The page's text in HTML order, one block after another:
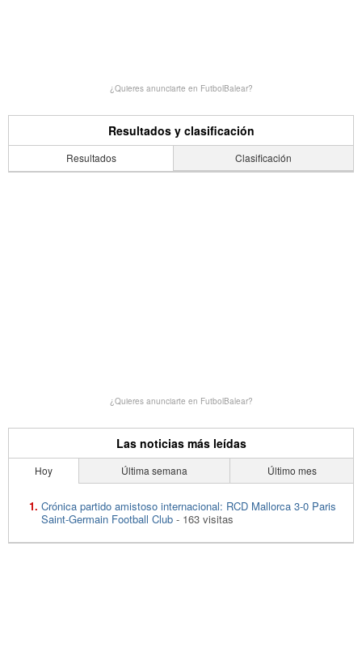
¿Quieres anunciarte en FutbolBalear?
Resultados y clasificación
Resultados Clasificación
¿Quieres anunciarte en FutbolBalear?
Las noticias más leídas
Hoy Última semana Último mes
Crónica partido amistoso internacional: RCD Mallorca 3-0 Paris
Saint-Germain Football Club - 163 visitas